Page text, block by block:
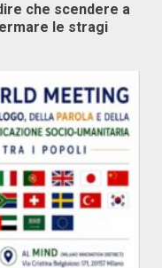
che scendere a
le stragi